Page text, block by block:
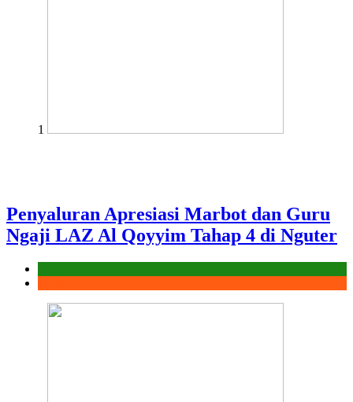
1
Penyaluran Apresiasi Marbot dan Guru
Ngaji LAZ Al Qoyyim Tahap 4 di Nguter